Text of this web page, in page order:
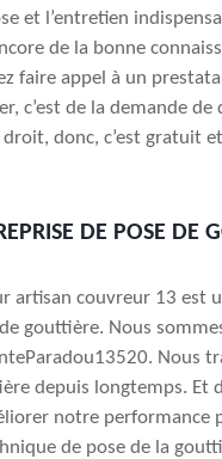
et l’entretien
de la bonne
faire appel à un
c’est de la demande
donc, c’est gratuit
DE POSE DE
artisan couvreur 13 est
gouttière. Nous
Nous
depuis longtemps. Et
notre performance
de pose de la